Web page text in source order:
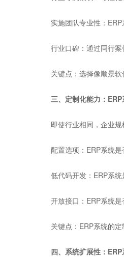
实施团队专业性：ERP
行业口碑：通过同行案
关键点：选择像顺景软
三、定制化能力：
即使行业相同，企业规
配置选项：ERP系统是
低代码开发：ERP系统
开放接口：ERP系统是
关键点：ERP系统的定制
四、系统扩展性：